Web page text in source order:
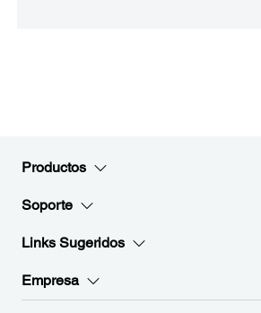
Productos
Soporte
Links Sugeridos
Empresa